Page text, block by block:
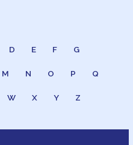
D E F G
M N O P Q
W X Y Z